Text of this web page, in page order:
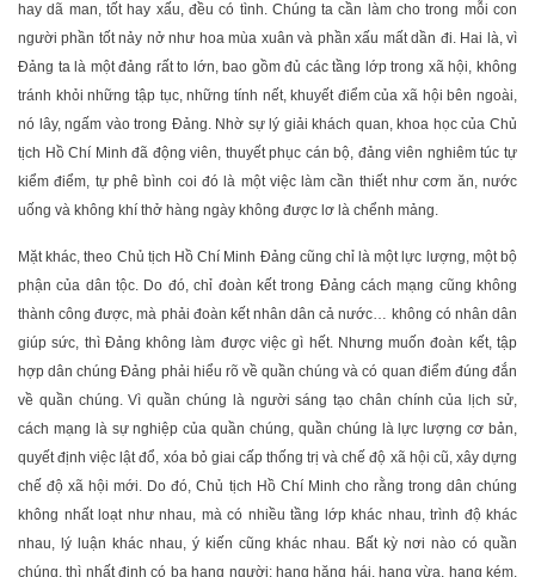
hay dã man, tốt hay xấu, đều có tình. Chúng ta cần làm cho trong mỗi con
người phần tốt nảy nở như hoa mùa xuân và phần xấu mất dần đi. Hai là, vì
Đảng ta là một đảng rất to lớn, bao gồm đủ các tầng lớp trong xã hội, không
tránh khỏi những tập tục, những tính nết, khuyết điểm của xã hội bên ngoài,
nó lây, ngấm vào trong Đảng. Nhờ sự lý giải khách quan, khoa học của Chủ
tịch Hồ Chí Minh đã động viên, thuyết phục cán bộ, đảng viên nghiêm túc tự
kiểm điểm, tự phê bình coi đó là một việc làm cần thiết như cơm ăn, nước
uống và không khí thở hàng ngày không được lơ là chểnh mảng.
Mặt khác, theo Chủ tịch Hồ Chí Minh Đảng cũng chỉ là một lực lượng, một bộ
phận của dân tộc. Do đó, chỉ đoàn kết trong Đảng cách mạng cũng không
thành công được, mà phải đoàn kết nhân dân cả nước… không có nhân dân
giúp sức, thì Đảng không làm được việc gì hết. Nhưng muốn đoàn kết, tập
hợp dân chúng Đảng phải hiểu rõ về quần chúng và có quan điểm đúng đắn
về quần chúng. Vì quần chúng là người sáng tạo chân chính của lịch sử,
cách mạng là sự nghiệp của quần chúng, quần chúng là lực lượng cơ bản,
quyết định việc lật đổ, xóa bỏ giai cấp thống trị và chế độ xã hội cũ, xây dựng
chế độ xã hội mới. Do đó, Chủ tịch Hồ Chí Minh cho rằng trong dân chúng
không nhất loạt như nhau, mà có nhiều tầng lớp khác nhau, trình độ khác
nhau, lý luận khác nhau, ý kiến cũng khác nhau. Bất kỳ nơi nào có quần
chúng, thì nhất định có ba hạng người: hạng hăng hái, hạng vừa, hạng kém.